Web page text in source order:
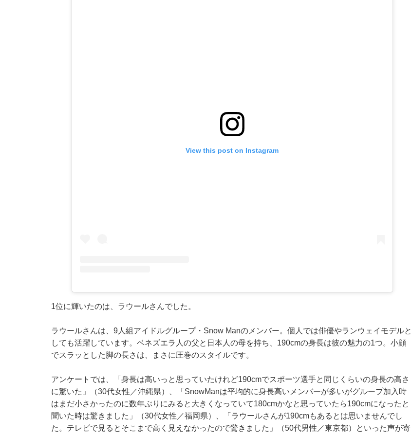
View this post on Instagram
1位に輝いたのは、ラウールさんでした。
ラウールさんは、9人組アイドルグループ・Snow Manのメンバー。個人では俳優やランウェイモデルと
しても活躍しています。ベネズエラ人の父と日本人の母を持ち、190cmの身長は彼の魅力の1つ。小顔
でスラッとした脚の長さは、まさに圧巻のスタイルです。
アンケートでは、「身長は高いっと思っていたけれど190cmでスポーツ選手と同じくらいの身長の高さ
に驚いた」（30代女性／沖縄県）、「SnowManは平均的に身長高いメンバーが多いがグループ加入時
はまだ小さかったのに数年ぶりにみると大きくなっていて180cmかなと思っていたら190cmになったと
聞いた時は驚きました」（30代女性／福岡県）、「ラウールさんが190cmもあるとは思いませんでし
た。テレビで見るとそこまで高く見えなかったので驚きました」（50代男性／東京都）といった声が寄